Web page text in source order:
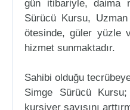
gün itibariyle, daima
Sürücü Kursu,
ötesinde, güler yüzle
hizmet sunmaktadır.
Sahibi olduğu
Simge Sürücü
kursiyer sayısını